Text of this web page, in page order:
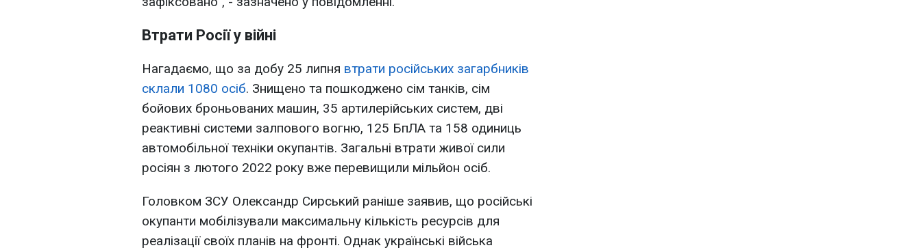
Втрати Росії у війні
Нагадаємо, що за добу 25 липня втрати російських загарбників
склали 1080 осіб. Знищено та пошкоджено сім танків, сім
бойових броньованих машин, 35 артилерійських систем, дві
реактивні системи залпового вогню, 125 БпЛА та 158 одиниць
автомобільної техніки окупантів. Загальні втрати живої сили
росіян з лютого 2022 року вже перевищили мільйон осіб.
Головком ЗСУ Олександр Сирський раніше заявив, що російські
окупанти мобілізували максимальну кількість ресурсів для
реалізації своїх планів на фронті. Однак українські війська